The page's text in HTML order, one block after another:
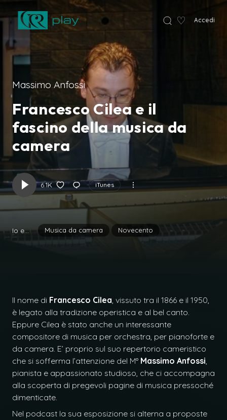
VCR Home
♡ Accedi
Massimo Anfossi
Francesco Cilea e il
fascino della musica da
camera
6.1K iTunes
Io e... Musica da camera Novecento
Il nome di Francesco Cilea, vissuto tra il 1866 e il 1950,
è legato alla tradizione operistica e al bel canto.
Eppure Cilea è stato anche un interessante
compositore di musica per orchestra, per pianoforte e
da camera. E’ proprio sul suo repertorio cameristico
che si sofferma l’attenzione del M° Massimo Anfossi,
pianista e appassionato studioso, che ci accompagna
alla scoperta di pregevoli pagine di musica pressoché
dimenticate.
Nel podcast la sua esposizione si alterna a proposte